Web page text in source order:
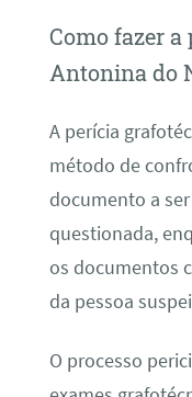
Como fazer
Antonina do
A perícia
método de
documento a
questionada,
os documentos
da pessoa
O processo